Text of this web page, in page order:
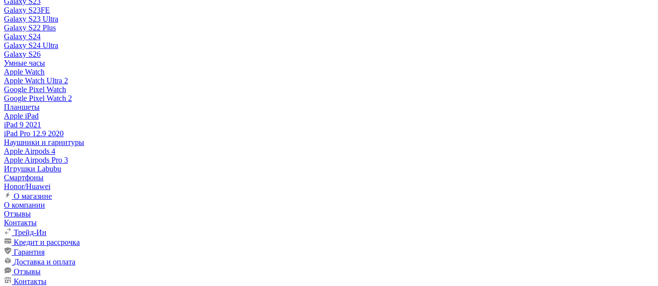
Galaxy S23FE
Galaxy S23 Ultra
Galaxy S22 Plus
Galaxy S24
Galaxy S24 Ultra
Galaxy S26
Умные часы
Apple Watch
Apple Watch Ultra 2
Google Pixel Watch
Google Pixel Watch 2
Планшеты
Apple iPad
iPad 9 2021
iPad Pro 12.9 2020
Наушники и гарнитуры
Apple Airpods 4
Apple Airpods Pro 3
Игрушки Labubu
Смартфоны
Honor/Huawei
О магазине
О компании
Отзывы
Контакты
Трейд-Ин
Кредит и рассрочка
Гарантия
Доставка и оплата
Отзывы
Контакты